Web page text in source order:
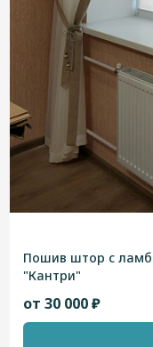
Пошив штор с
"Кантри"
от 30 000 ₽